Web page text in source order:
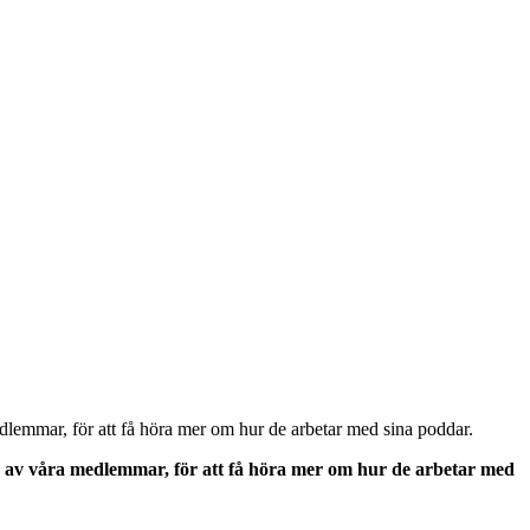
för att få höra mer om hur de arbetar med sina poddar.
våra medlemmar, för att få höra mer om hur de arbetar med